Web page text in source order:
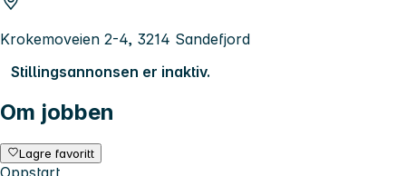
Krokemoveien 2-4, 3214 Sandefjord
Stillingsannonsen er inaktiv.
Om jobben
Lagre favoritt
Oppstart